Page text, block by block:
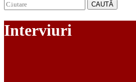
CAUTĂ
Interviuri